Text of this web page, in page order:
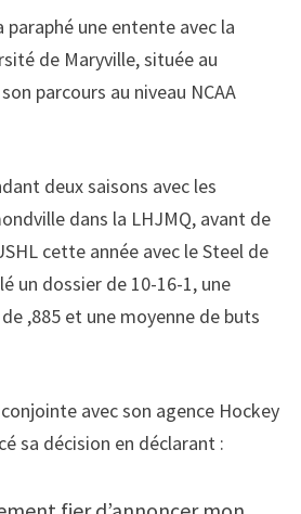
paraphé une entente avec la
de Maryville, située au
parcours au niveau NCAA
deux saisons avec les
dans la LHJMQ, avant de
cette année avec le Steel de
un dossier de 10-16-1, une
,885 et une moyenne de buts
avec son agence Hockey
sa décision en déclarant :